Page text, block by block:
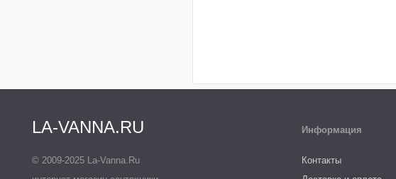
LA-VANNA.RU
© 2009-2025 La-Vanna.Ru
Информация
Контакты